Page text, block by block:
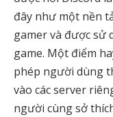
đây như một nền
gamer và được sử
game. Một điểm
phép người dùng
vào các server
người cùng sở